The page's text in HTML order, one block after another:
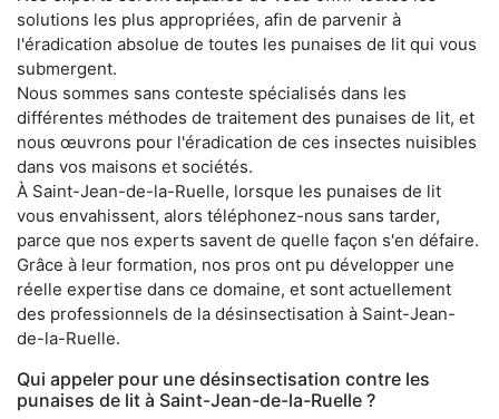
solutions les plus appropriées, afin de parvenir à
l'éradication absolue de toutes les punaises de lit qui vous
submergent.
Nous sommes sans conteste spécialisés dans les
différentes méthodes de traitement des punaises de lit, et
nous œuvrons pour l'éradication de ces insectes nuisibles
dans vos maisons et sociétés.
À Saint-Jean-de-la-Ruelle, lorsque les punaises de lit
vous envahissent, alors téléphonez-nous sans tarder,
parce que nos experts savent de quelle façon s'en défaire.
Grâce à leur formation, nos pros ont pu développer une
réelle expertise dans ce domaine, et sont actuellement
des professionnels de la désinsectisation à Saint-Jean-
de-la-Ruelle.
Qui appeler pour une désinsectisation contre les
punaises de lit à Saint-Jean-de-la-Ruelle ?